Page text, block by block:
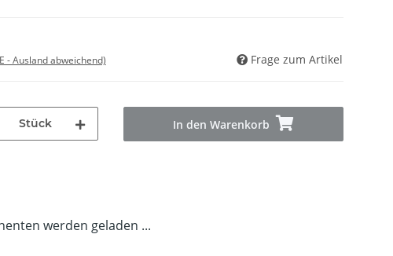
- Ausland abweichend) Frage zum Artikel
Stück In den Warenkorb
werden geladen ...